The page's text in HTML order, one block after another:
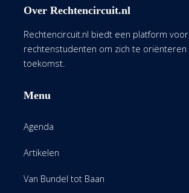
Over Rechtencircuit.nl
Rechtencircuit.nl biedt een platform
rechtenstudenten om zich te oriënteren
toekomst.
Menu
Agenda
Artikelen
Van Bundel tot Baan